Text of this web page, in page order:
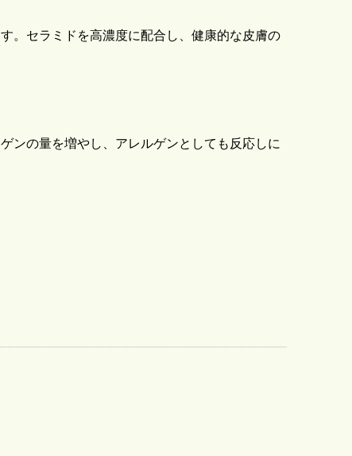
。セラミドを高濃度に配合し、健康的な皮膚の
ンの量を増やし、アレルゲンとしても反応しに